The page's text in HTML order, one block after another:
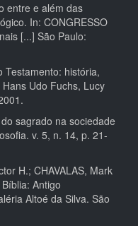
entre e além das
In: CONGRESSO
[...] São Paulo:
Testamento: história,
Udo Fuchs, Lucy
sagrado na sociedade
v. 5, n. 14, p. 21-
H.; CHAVALAS, Mark
Antigo
Altoé da Silva. São